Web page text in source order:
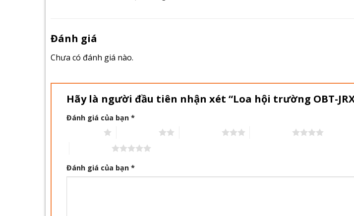
Đánh giá
Chưa có đánh giá nào.
Hãy là người đầu tiên nhận xét “Loa hội trường OBT-
Đánh giá của bạn *
Đánh giá của bạn *